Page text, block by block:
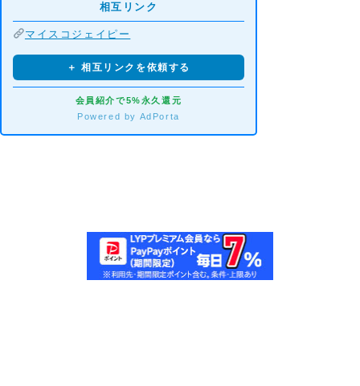
相互リンク
マイスコジェイピー
＋ 相互リンクを依頼する
会員紹介で5%永久還元
Powered by AdPorta